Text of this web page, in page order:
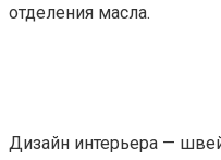
отделения масла.
Дизайн интерьера —